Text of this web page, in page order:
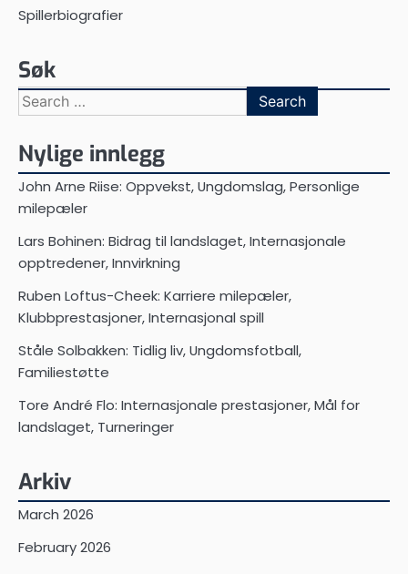
Spillerbiografier
Søk
Search
for:
Nylige innlegg
John Arne Riise: Oppvekst, Ungdomslag, Personlige
milepæler
Lars Bohinen: Bidrag til landslaget, Internasjonale
opptredener, Innvirkning
Ruben Loftus-Cheek: Karriere milepæler,
Klubbprestasjoner, Internasjonal spill
Ståle Solbakken: Tidlig liv, Ungdomsfotball,
Familiestøtte
Tore André Flo: Internasjonale prestasjoner, Mål for
landslaget, Turneringer
Arkiv
March 2026
February 2026